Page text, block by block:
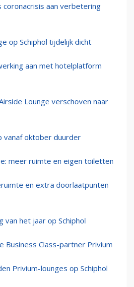
aan verbetering
op Schiphol tijdelijk dicht
aan met hotelplatform
Lounge verschoven naar
vanaf oktober duurder
meer ruimte en eigen toiletten
en extra doorlaatpunten
van het jaar op Schiphol
Business Class-partner Privium
Privium-lounges op Schiphol